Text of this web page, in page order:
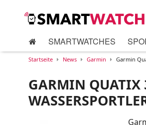
SMARTWATCHES
Startseite News Garmin Garmin
GARMIN QUATIX